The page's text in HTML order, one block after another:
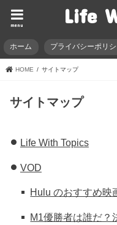
Life
menu
ホーム プライバシーポリシ
HOME サイトマップ
サイトマップ
Life With Topics
VOD
Hulu のおすすめ映
M1優勝者は誰だ？